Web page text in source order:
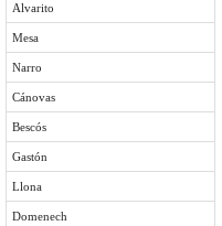
Alvarito
Mesa
Narro
Cánovas
Bescós
Gastón
Llona
Domenech